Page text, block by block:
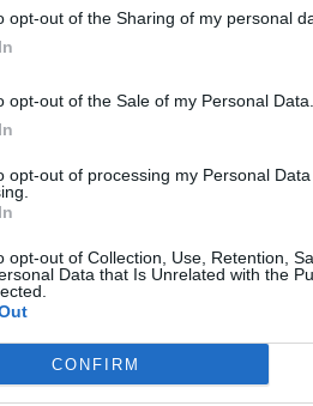
opt-out of the Sharing of my personal
opt-out of the Sale of my Personal Data.
opt-out of processing my Personal
opt-out of Collection, Use, Retention,
Data that Is Unrelated with the
CONFIRM
προσφορές)-διενέργειας του
Αξιωματικών του Στρατοπέδου
θα γίνει ο έλεγχος των
υποβάλλει φάκελο προσφοράς.
του διαγωνισμού δίνονται κάθε
104-114.